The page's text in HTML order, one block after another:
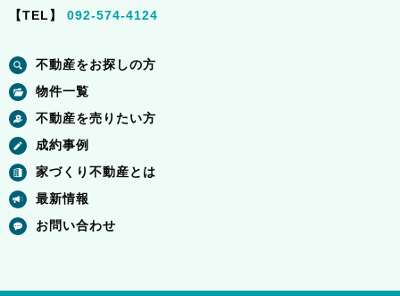
【TEL】
092-574-4124
不動産をお探しの方
物件一覧
不動産を売りたい方
成約事例
家づくり不動産とは
最新情報
お問い合わせ